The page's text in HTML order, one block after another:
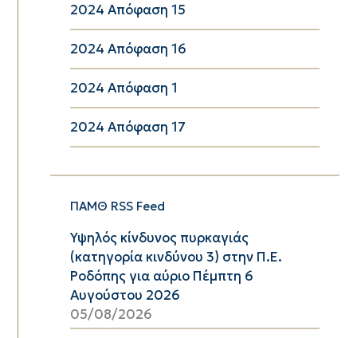
2024 Απόφαση 15
2024 Απόφαση 16
2024 Απόφαση 1
2024 Απόφαση 17
ΠΑΜΘ RSS Feed
Υψηλός κίνδυνος πυρκαγιάς
(κατηγορία κινδύνου 3) στην Π.Ε.
Ροδόπης για αύριο Πέμπτη 6
Αυγούστου 2026
05/08/2026